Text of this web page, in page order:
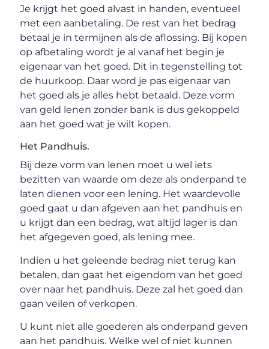
Je krijgt het goed alvast in handen, eventueel
met een aanbetaling. De rest van het bedrag
betaal je in termijnen als de aflossing. Bij kopen
op afbetaling wordt je al vanaf het begin je
eigenaar van het goed. Dit in tegenstelling tot
de huurkoop. Daar word je pas eigenaar van
het goed als je alles hebt betaald. Deze vorm
van geld lenen zonder bank is dus gekoppeld
aan het goed wat je wilt kopen.
Het Pandhuis.
Bij deze vorm van lenen moet u wel iets
bezitten van waarde om deze als onderpand te
laten dienen voor een lening. Het waardevolle
goed gaat u dan afgeven aan het pandhuis en
u krijgt dan een bedrag, wat altijd lager is dan
het afgegeven goed, als lening mee.
Indien u het geleende bedrag niet terug kan
betalen, dan gaat het eigendom van het goed
over naar het pandhuis. Deze zal het goed dan
gaan veilen of verkopen.
U kunt niet alle goederen als onderpand geven
aan het pandhuis. Welke wel of niet kunnen